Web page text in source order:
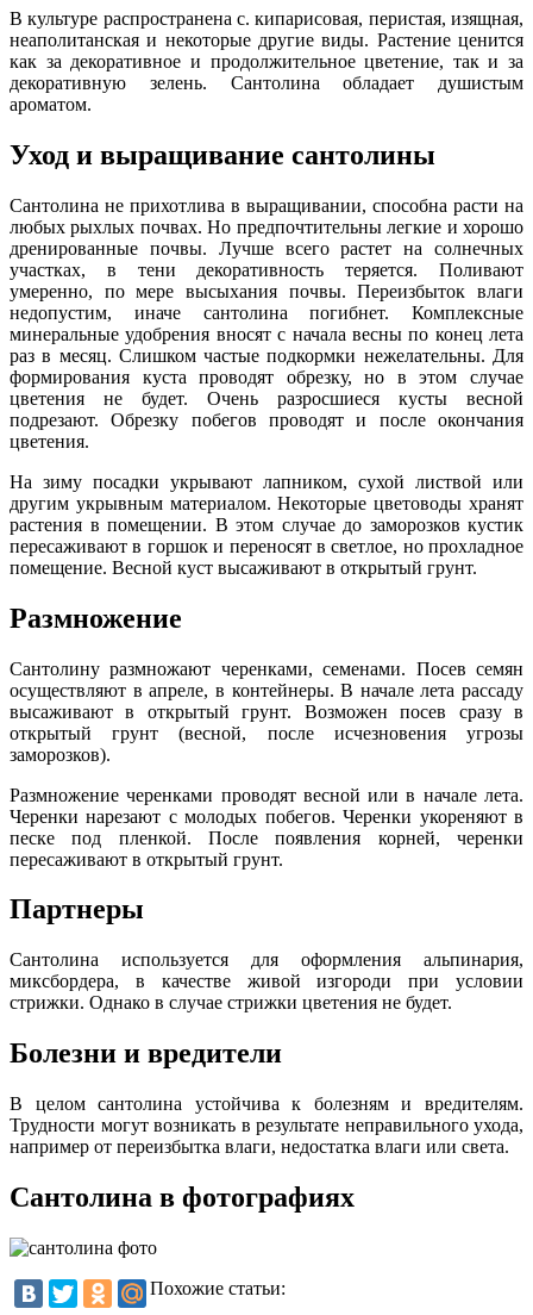
В культуре распространена с. кипарисовая, перистая, изящная,
неаполитанская и некоторые другие виды. Растение ценится
как за декоративное и продолжительное цветение, так и за
декоративную зелень. Сантолина обладает душистым
ароматом.
Уход и выращивание сантолины
Сантолина не прихотлива в выращивании, способна расти на
любых рыхлых почвах. Но предпочтительны легкие и хорошо
дренированные почвы. Лучше всего растет на солнечных
участках, в тени декоративность теряется. Поливают
умеренно, по мере высыхания почвы. Переизбыток влаги
недопустим, иначе сантолина погибнет. Комплексные
минеральные удобрения вносят с начала весны по конец лета
раз в месяц. Слишком частые подкормки нежелательны. Для
формирования куста проводят обрезку, но в этом случае
цветения не будет. Очень разросшиеся кусты весной
подрезают. Обрезку побегов проводят и после окончания
цветения.
На зиму посадки укрывают лапником, сухой листвой или
другим укрывным материалом. Некоторые цветоводы хранят
растения в помещении. В этом случае до заморозков кустик
пересаживают в горшок и переносят в светлое, но прохладное
помещение. Весной куст высаживают в открытый грунт.
Размножение
Сантолину размножают черенками, семенами. Посев семян
осуществляют в апреле, в контейнеры. В начале лета рассаду
высаживают в открытый грунт. Возможен посев сразу в
открытый грунт (весной, после исчезновения угрозы
заморозков).
Размножение черенками проводят весной или в начале лета.
Черенки нарезают с молодых побегов. Черенки укореняют в
песке под пленкой. После появления корней, черенки
пересаживают в открытый грунт.
Партнеры
Сантолина используется для оформления альпинария,
миксбордера, в качестве живой изгороди при условии
стрижки. Однако в случае стрижки цветения не будет.
Болезни и вредители
В целом сантолина устойчива к болезням и вредителям.
Трудности могут возникать в результате неправильного ухода,
например от переизбытка влаги, недостатка влаги или света.
Сантолина в фотографиях
Похожие статьи: